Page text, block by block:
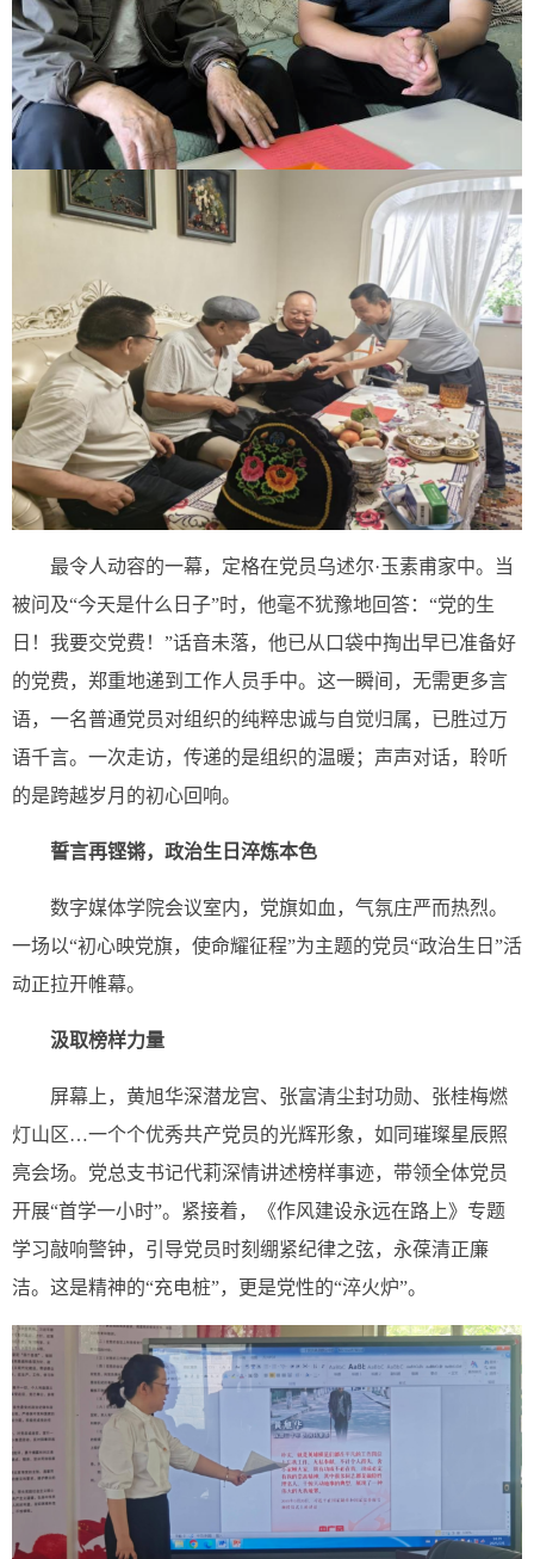
最令人动容的一幕，定格在党员乌述尔·玉素甫家中。当
被问及“今天是什么日子”时，他毫不犹豫地回答：“党的生
日！我要交党费！”话音未落，他已从口袋中掏出早已准备好
的党费，郑重地递到工作人员手中。这一瞬间，无需更多言
语，一名普通党员对组织的纯粹忠诚与自觉归属，已胜过万
语千言。一次走访，传递的是组织的温暖；声声对话，聆听
的是跨越岁月的初心回响。
誓言再铿锵，政治生日淬炼本色
数字媒体学院会议室内，党旗如血，气氛庄严而热烈。
一场以“初心映党旗，使命耀征程”为主题的党员“政治生日”活
动正拉开帷幕。
汲取榜样力量
屏幕上，黄旭华深潜龙宫、张富清尘封功勋、张桂梅燃
灯山区…一个个优秀共产党员的光辉形象，如同璀璨星辰照
亮会场。党总支书记代莉深情讲述榜样事迹，带领全体党员
开展“首学一小时”。紧接着，《作风建设永远在路上》专题
学习敲响警钟，引导党员时刻绷紧纪律之弦，永葆清正廉
洁。这是精神的“充电桩”，更是党性的“淬火炉”。